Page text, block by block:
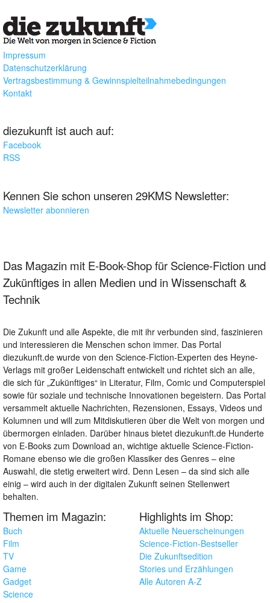
Impressum
Datenschutzerklärung
Vertragsbestimmung & Gewinnspielteilnahmebedingungen
Kontakt
diezukunft ist auch auf:
Facebook
RSS
Kennen Sie schon unseren 29KMS Newsletter:
Newsletter abonnieren
Das Magazin mit E-Book-Shop für Science-Fiction und
Zukünftiges in allen Medien und in Wissenschaft &
Technik
Die Zukunft und alle Aspekte, die mit ihr verbunden sind, faszinieren
und interessieren die Menschen schon immer. Das Portal
diezukunft.de wurde von den Science-Fiction-Experten des Heyne-
Verlags mit großer Leidenschaft entwickelt und richtet sich an alle,
die sich für „Zukünftiges“ in Literatur, Film, Comic und Computerspiel
sowie für soziale und technische Innovationen begeistern. Das Portal
versammelt aktuelle Nachrichten, Rezensionen, Essays, Videos und
Kolumnen und will zum Mitdiskutieren über die Welt von morgen und
übermorgen einladen. Darüber hinaus bietet diezukunft.de Hunderte
von E-Books zum Download an, wichtige aktuelle Science-Fiction-
Romane ebenso wie die großen Klassiker des Genres – eine
Auswahl, die stetig erweitert wird. Denn Lesen – da sind sich alle
einig – wird auch in der digitalen Zukunft seinen Stellenwert
behalten.
Themen im Magazin:
Buch
Film
TV
Game
Gadget
Science
Highlights im Shop:
Aktuelle Neuerscheinungen
Science-Fiction-Bestseller
Die Zukunftsedition
Stories und Erzählungen
Alle Autoren A-Z